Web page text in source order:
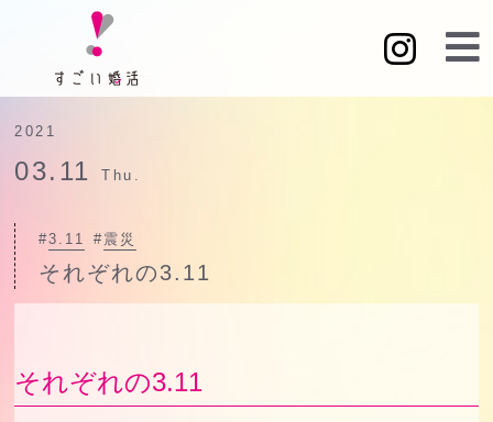
2021
03.11 Thu.
#3.11 #震災
それぞれの3.11
それぞれの3.11